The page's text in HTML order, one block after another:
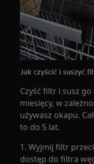
Jak czyścić i suszyć
Czyść filtr i susz
miesięcy, w
używasz okapu.
to do 5 lat.
1. Wyjmij filtr
dostęp do filtra